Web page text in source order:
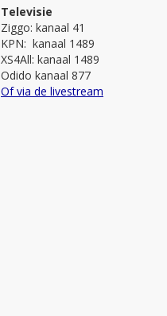
Televisie
Ziggo: kanaal 41
KPN: kanaal 1489
XS4All: kanaal 1489
Odido kanaal 877
Of via de livestream